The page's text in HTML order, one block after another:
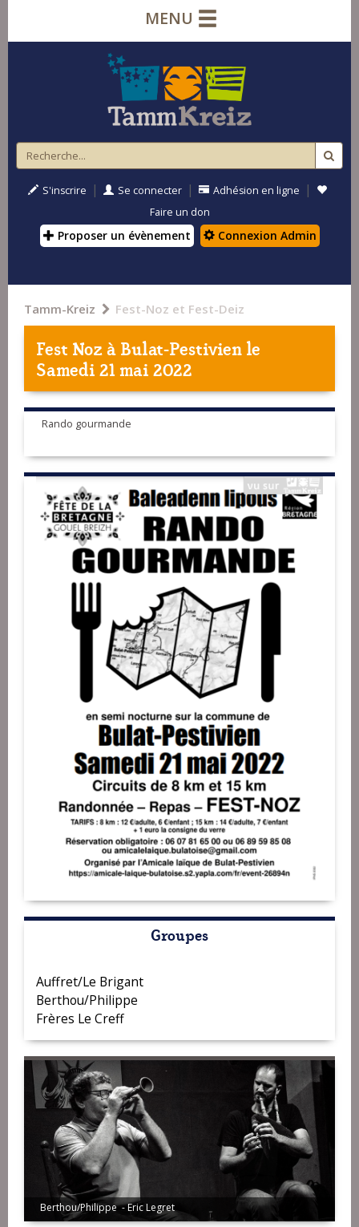
MENU
S'inscrire | Se connecter | Adhésion en ligne |
Faire un don
Proposer un évènement Connexion Admin
Tamm-Kreiz Fest-Noz et Fest-Deiz
Fest Noz àBulat-Pestivienle
Samedi 21 mai 2022
Rando gourmande
Groupes
Auffret/Le Brigant
Berthou/Philippe
Frères Le Creff
Frères Le Creff